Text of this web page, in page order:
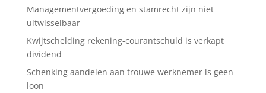
Managementvergoeding en stamrecht zijn niet
uitwisselbaar
Kwijtschelding rekening-courantschuld is verkapt
dividend
Schenking aandelen aan trouwe werknemer is geen
loon